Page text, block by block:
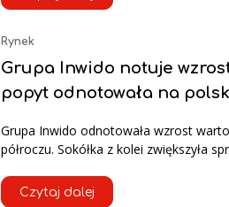
Rynek
Grupa Inwido notuje
popyt odnotowała na
Grupa Inwido odnotowała wzrost
półroczu. Sokółka z kolei zwiększyła
Czytaj dalej